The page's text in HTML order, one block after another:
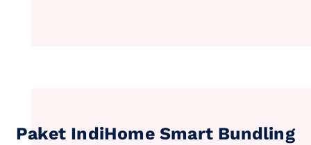
Paket IndiHome Smart Bundling